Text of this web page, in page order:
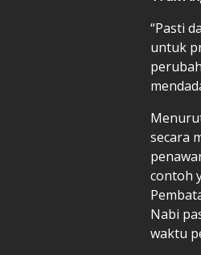
“Pasti
untuk
secara
contoh
Nabi
waktu